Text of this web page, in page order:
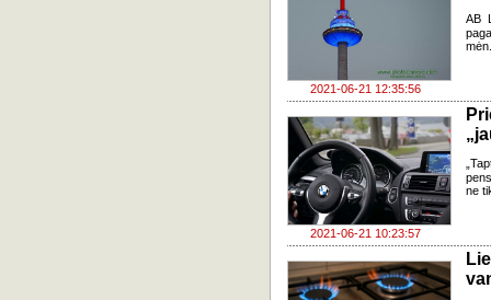
2021-06-21 12:35:56
AB
2021-06-21 10:23:57
ne